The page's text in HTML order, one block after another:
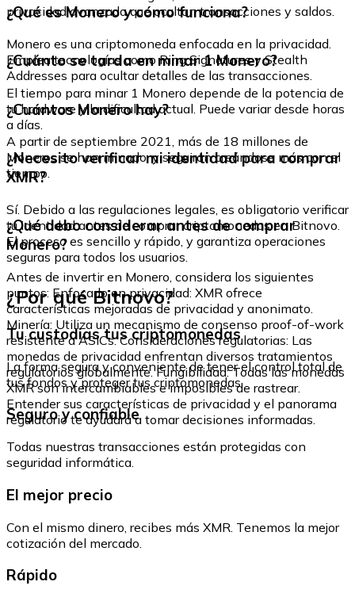
privacidad avanzada que ocultan transacciones y saldos.
¿Qué es Monero y cómo funciona?
Monero es una criptomoneda enfocada en la privacidad.
Emplea tecnologías como Ring Signatures y Stealth
Addresses para ocultar detalles de las transacciones.
¿Cuánto se tarda en minar 1 Monero?
El tiempo para minar 1 Monero depende de la potencia de
tu hardware y la dificultad actual. Puede variar desde horas
a días.
¿Cuántos Monero hay?
A partir de septiembre 2021, más de 18 millones de
Moneros se han minado, y seguirán creándose más con el
tiempo.
¿Necesito verificar mi identidad para comprar
XMR?
Sí. Debido a las regulaciones legales, es obligatorio verificar
tu identidad antes de comprar criptomonedas en Bitnovo.
El proceso es sencillo y rápido, y garantiza operaciones
seguras para todos los usuarios.
¿Qué debo considerar antes de comprar
Monero?
Antes de invertir en Monero, considera los siguientes
puntos: Enfocado en privacidad: XMR ofrece
características mejoradas de privacidad y anonimato.
Minería: Utiliza un mecanismo de consenso proof-of-work
resistente a ASICs. Consideraciones regulatorias: Las
monedas de privacidad enfrentan diversos tratamientos
regulatorios globalmente. Fungibilidad: Todas las monedas
XMR son intercambiables e imposibles de rastrear.
Entender sus características de privacidad y el panorama
regulatorio te ayudará a tomar decisiones informadas.
¿Por qué Bitnovo?
Tu custodias tus criptomonedas
La forma segura y conveniente de tener el control total de
tus fondos y proteger tus criptomonedas.
Seguro y confiable
Todas nuestras transacciones están protegidas con
seguridad informática.
El mejor precio
Con el mismo dinero, recibes más XMR. Tenemos la mejor
cotización del mercado.
Rápido